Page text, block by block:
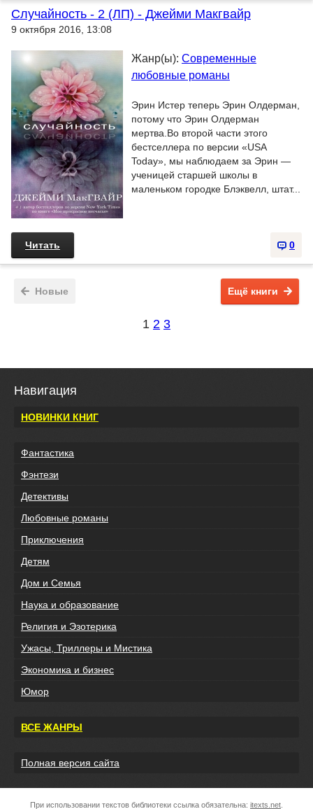
Случайность - 2 (ЛП) - Джейми Макгвайр
9 октября 2016, 13:08
Жанр(ы): Современные
любовные романы
Эрин Истер теперь Эрин Олдерман,
потому что Эрин Олдерман
мертва.Во второй части этого
бестселлера по версии «USA
Today», мы наблюдаем за Эрин —
ученицей старшей школы в
маленьком городке Блэквелл, штат...
0
Читать
Новые Ещё книги
1 2 3
Навигация
НОВИНКИ КНИГ
Фантастика
Фэнтези
Детективы
Любовные романы
Приключения
Детям
Дом и Семья
Наука и образование
Религия и Эзотерика
Ужасы, Триллеры и Мистика
Экономика и бизнес
Юмор
ВСЕ ЖАНРЫ
Полная версия сайта
При использовании текстов библиотеки ссылка обязательна: itexts.net